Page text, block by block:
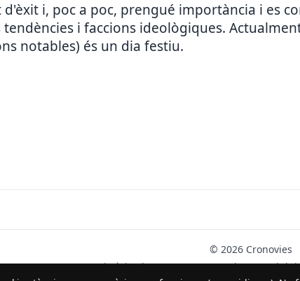
i, poc a poc, prengué importància i es
i faccions ideològiques.
notables) és un dia festiu.
© 2026 Cronovies
Història als carrers · Desenvolupat amb